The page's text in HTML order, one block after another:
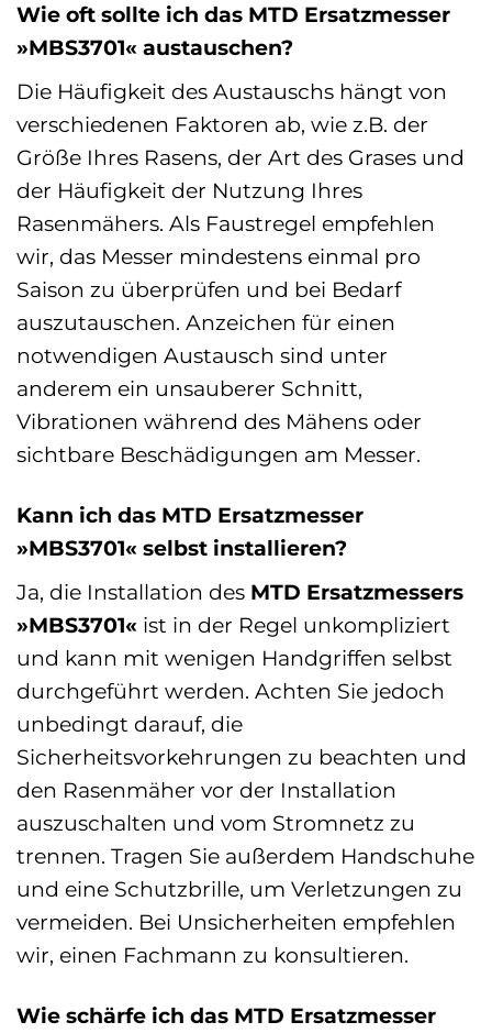
Wie oft sollte ich das MTD Ersatzmesser
»MBS3701« austauschen?
Die Häufigkeit des Austauschs hängt von
verschiedenen Faktoren ab, wie z.B. der
Größe Ihres Rasens, der Art des Grases und
der Häufigkeit der Nutzung Ihres
Rasenmähers. Als Faustregel empfehlen
wir, das Messer mindestens einmal pro
Saison zu überprüfen und bei Bedarf
auszutauschen. Anzeichen für einen
notwendigen Austausch sind unter
anderem ein unsauberer Schnitt,
Vibrationen während des Mähens oder
sichtbare Beschädigungen am Messer.
Kann ich das MTD Ersatzmesser
»MBS3701« selbst installieren?
Ja, die Installation des MTD Ersatzmessers
»MBS3701« ist in der Regel unkompliziert
und kann mit wenigen Handgriffen selbst
durchgeführt werden. Achten Sie jedoch
unbedingt darauf, die
Sicherheitsvorkehrungen zu beachten und
den Rasenmäher vor der Installation
auszuschalten und vom Stromnetz zu
trennen. Tragen Sie außerdem Handschuhe
und eine Schutzbrille, um Verletzungen zu
vermeiden. Bei Unsicherheiten empfehlen
wir, einen Fachmann zu konsultieren.
Wie schärfe ich das MTD Ersatzmesser